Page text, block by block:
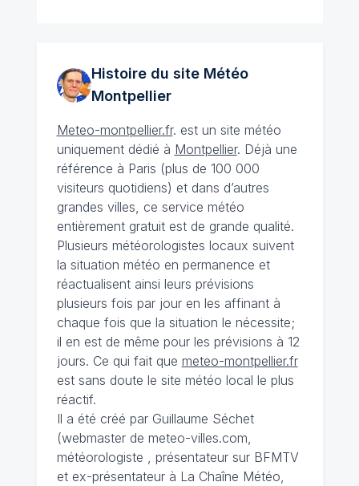
Histoire du site Météo
Montpellier
Meteo-montpellier.fr. est un site météo
uniquement dédié à Montpellier. Déjà une
référence à Paris (plus de 100 000
visiteurs quotidiens) et dans d’autres
grandes villes, ce service météo
entièrement gratuit est de grande qualité.
Plusieurs météorologistes locaux suivent
la situation météo en permanence et
réactualisent ainsi leurs prévisions
plusieurs fois par jour en les affinant à
chaque fois que la situation le nécessite;
il en est de même pour les prévisions à 12
jours. Ce qui fait que meteo-montpellier.fr
est sans doute le site météo local le plus
réactif.
Il a été créé par Guillaume Séchet
(webmaster de meteo-villes.com,
météorologiste , présentateur sur BFMTV
et ex-présentateur à La Chaîne Météo,